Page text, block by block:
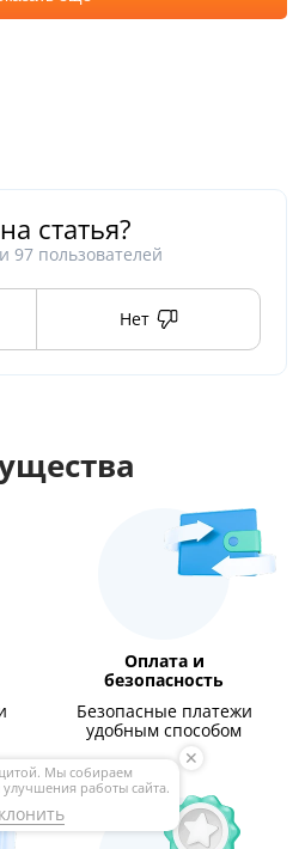
статья?
97 пользователей
Нет
Оплата и
безопасность
Безопасные платежи
удобным способом
Мы собираем
улучшения работы сайта.
✕